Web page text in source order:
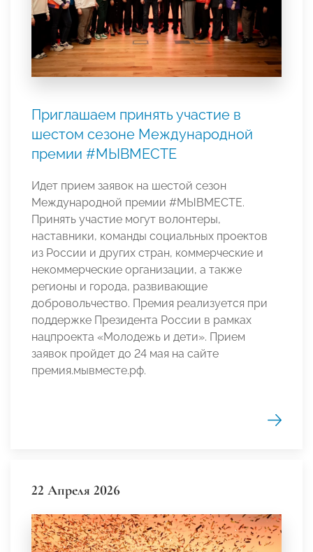
Приглашаем принять участие в
шестом сезоне Международной
премии #МЫВМЕСТЕ
Идет прием заявок на шестой сезон
Международной премии #МЫВМЕСТЕ.
Принять участие могут волонтеры,
наставники, команды социальных проектов
из России и других стран, коммерческие и
некоммерческие организации, а также
регионы и города, развивающие
добровольчество. Премия реализуется при
поддержке Президента России в рамках
нацпроекта «Молодежь и дети». Прием
заявок пройдет до 24 мая на сайте
премия.мывместе.рф.
22 Апреля 2026